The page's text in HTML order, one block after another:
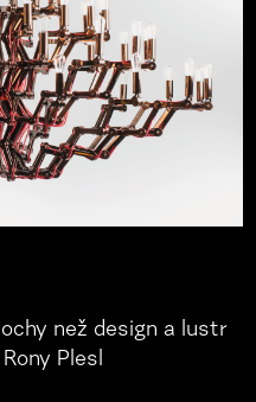
než design a lustr
Plesl